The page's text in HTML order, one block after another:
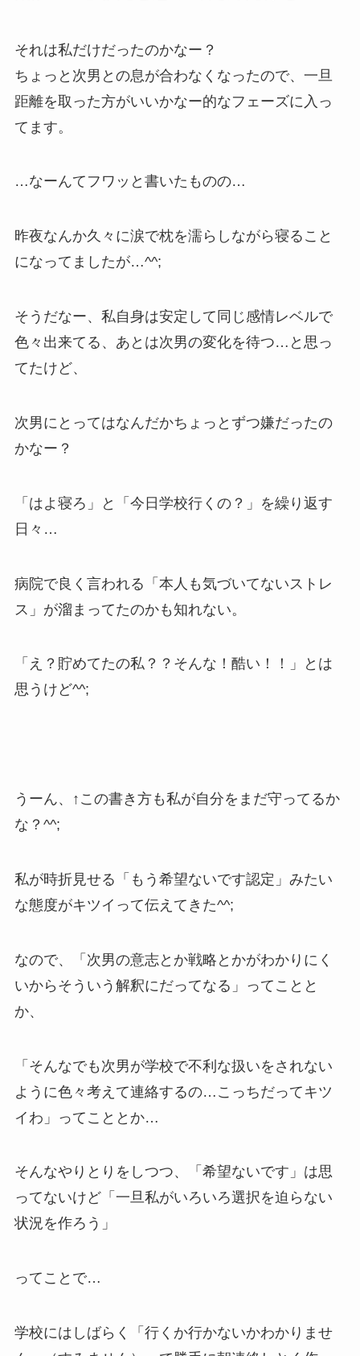
それは私だけだったのかなー？
ちょっと次男との息が合わなくなったので、一旦
距離を取った方がいいかなー的なフェーズに入っ
てます。
…なーんてフワッと書いたものの…
昨夜なんか久々に涙で枕を濡らしながら寝ること
になってましたが…^^;
そうだなー、私自身は安定して同じ感情レベルで
色々出来てる、あとは次男の変化を待つ…と思っ
てたけど、
次男にとってはなんだかちょっとずつ嫌だったの
かなー？
「はよ寝ろ」と「今日学校行くの？」を繰り返す
日々…
病院で良く言われる「本人も気づいてないストレ
ス」が溜まってたのかも知れない。
「え？貯めてたの私？？そんな！酷い！！」とは
思うけど^^;
うーん、↑この書き方も私が自分をまだ守ってるか
な？^^;
私が時折見せる「もう希望ないです認定」みたい
な態度がキツイって伝えてきた^^;
なので、「次男の意志とか戦略とかがわかりにく
いからそういう解釈にだってなる」ってことと
か、
「そんなでも次男が学校で不利な扱いをされない
ように色々考えて連絡するの…こっちだってキツ
イわ」ってこととか…
そんなやりとりをしつつ、「希望ないです」は思
ってないけど「一旦私がいろいろ選択を迫らない
状況を作ろう」
ってことで…
学校にはしばらく「行くか行かないかわかりませ